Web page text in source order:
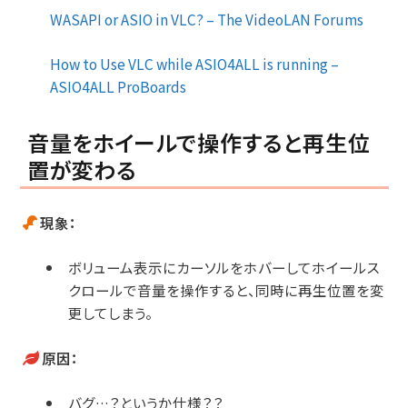
WASAPI or ASIO in VLC? – The VideoLAN Forums
How to Use VLC while ASIO4ALL is running –
ASIO4ALL ProBoards
音量をホイールで操作すると再生位
置が変わる
現象：
ボリューム表示にカーソルをホバーしてホイールス
クロールで音量を操作すると、同時に再生位置を変
更してしまう。
原因：
バグ…？というか仕様？？